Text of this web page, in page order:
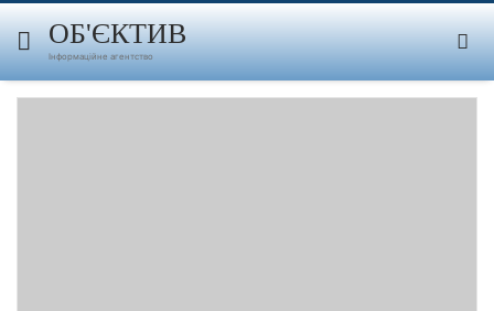
Skip
contentОБ'ЄКТИВ
Інформаційне агентство